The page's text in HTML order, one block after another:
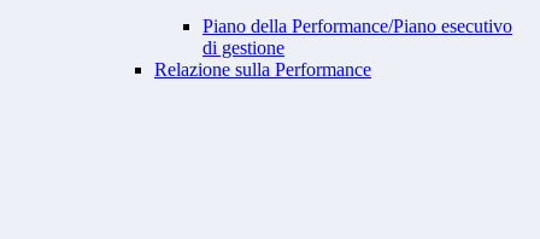
Piano della Performance/Piano esecutivo
di gestione
Relazione sulla Performance